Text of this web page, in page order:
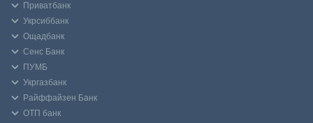
Приватбанк
Укрсиббанк
Ощадбанк
Сенс Банк
ПУМБ
Укргазбанк
Райффайзен Банк
ОТП банк